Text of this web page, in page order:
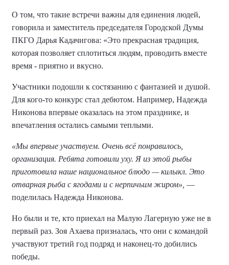
О том, что такие встречи важны для единения людей,
говорила и заместитель председателя Городской Думы
ПКГО Дарья Кадачигова: «Это прекрасная традиция,
которая позволяет сплотиться людям, проводить вместе
время - приятно и вкусно.
Участники подошли к состязанию с фантазией и душой.
Для кого-то конкурс стал дебютом. Например, Надежда
Никонова впервые оказалась на этом празднике, и
впечатления остались самыми теплыми.
«Мы впервые участвуем. Очень всё понравилось,
организация. Ребята готовили уху. Я из этой рыбы
приготовила наше национальное блюдо — килыкл. Это
отварная рыба с ягодами и с нерпичьим жиром», —
поделилась Надежда Никонова.
Но были и те, кто приехал на Малую Лагерную уже не в
первый раз. Зоя Ахаева призналась, что они с командой
участвуют третий год подряд и наконец-то добились
победы.